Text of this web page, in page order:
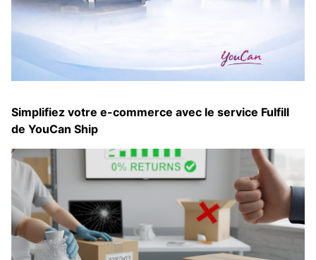
Simplifiez votre e-commerce avec le service Fulfill
de YouCan Ship